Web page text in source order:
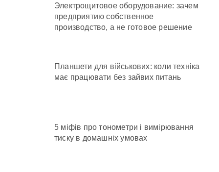
Электрощитовое оборудование: зачем
предприятию собственное
производство, а не готовое решение
Планшети для військових: коли техніка
має працювати без зайвих питань
5 міфів про тонометри і вимірювання
тиску в домашніх умовах